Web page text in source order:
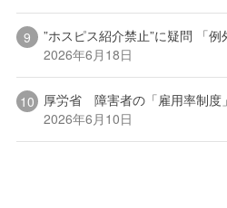
”ホスピス紹介禁止”に疑問 「例
2026年6月18日
厚労省 障害者の「雇用率制度
2026年6月10日